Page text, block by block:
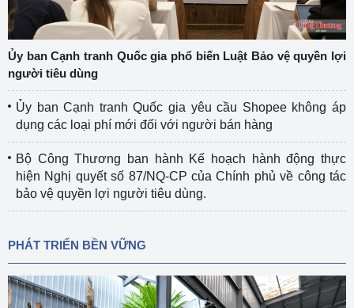
Ủy ban Cạnh tranh Quốc gia phổ biến Luật Bảo vệ quyền lợi
người tiêu dùng
Ủy ban Cạnh tranh Quốc gia yêu cầu Shopee không áp
dụng các loại phí mới đối với người bán hàng
Bộ Công Thương ban hành Kế hoạch hành động thực
hiện Nghị quyết số 87/NQ-CP của Chính phủ về công tác
bảo vệ quyền lợi người tiêu dùng.
PHÁT TRIỂN BỀN VỮNG